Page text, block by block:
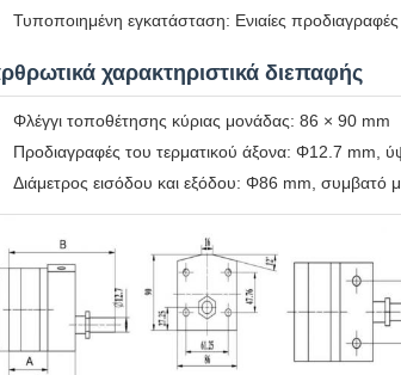
Τυποποιημένη εγκατάσταση: Ενιαίες
χαρακτηριστικά διεπαφής
Φλέγγι τοποθέτησης κύριας μονάδας: 86 × 90 mm
Προδιαγραφές του τερματικού άξονα: Φ12.7 mm,
Διάμετρος εισόδου και εξόδου: Φ86 mm, συμβατό